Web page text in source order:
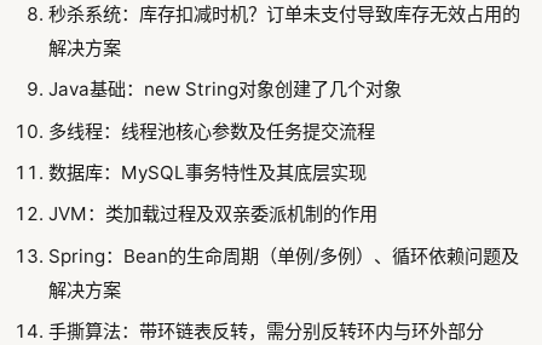
秒杀系统：库存扣减时机？订单未支付导致库存无效占用的
解决方案
Java基础：new String对象创建了几个对象
多线程：线程池核心参数及任务提交流程
数据库：MySQL事务特性及其底层实现
JVM：类加载过程及双亲委派机制的作用
Spring：Bean的生命周期（单例/多例）、循环依赖问题及
解决方案
手撕算法：带环链表反转，需分别反转环内与环外部分